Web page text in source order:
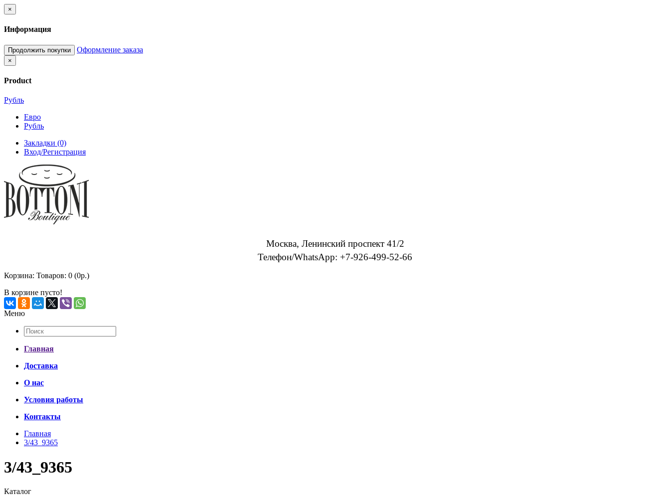
×
Информация
Продолжить покупки Оформление заказа
×
Product
Рубль
Евро
Рубль
Закладки (0)
Вход/Регистрация
Москва, Ленинский проспект 41/2
Телефон/WhatsApp: +7-926-499-52-66
Корзина: Товаров: 0 (0р.)
В корзине пусто!
Меню
Главная
Доставка
О нас
Условия работы
Контакты
Главная
3/43_9365
3/43_9365
Каталог